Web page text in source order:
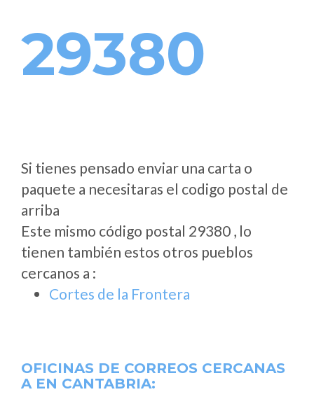
29380
Si tienes pensado enviar una carta o
paquete a necesitaras el codigo postal de
arriba
Este mismo código postal 29380 , lo
tienen también estos otros pueblos
cercanos a :
Cortes de la Frontera
OFICINAS DE CORREOS CERCANAS
A EN CANTABRIA: